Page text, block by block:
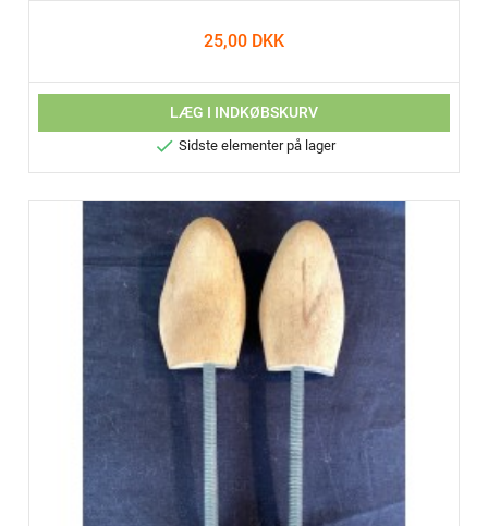
25,00 DKK
LÆG I INDKØBSKURV
 Sidste elementer på lager